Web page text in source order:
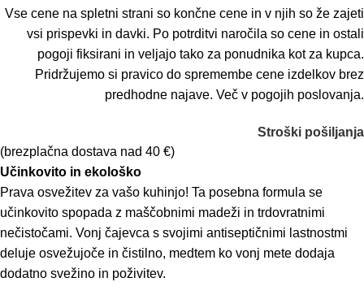
Vse cene na spletni strani so končne cene in v njih so že zajeti
vsi prispevki in davki. Po potrditvi naročila so cene in ostali
pogoji fiksirani in veljajo tako za ponudnika kot za kupca.
Pridržujemo si pravico do spremembe cene izdelkov brez
predhodne najave. Več v pogojih poslovanja.
Stroški pošiljanja
(brezplačna dostava nad 40 €)
Učinkovito in ekološko
Prava osvežitev za vašo kuhinjo! Ta posebna formula se
učinkovito spopada z maščobnimi madeži in trdovratnimi
nečistočami. Vonj čajevca s svojimi antiseptičnimi lastnostmi
deluje osvežujoče in čistilno, medtem ko vonj mete dodaja
dodatno svežino in poživitev.